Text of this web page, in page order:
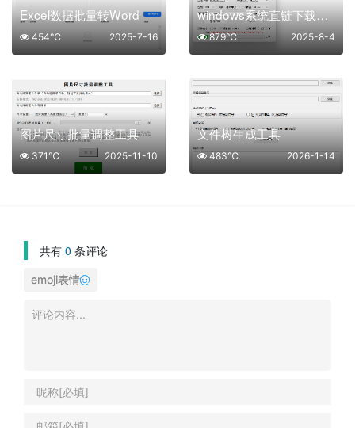
Excel数据批量转Word
2025-7-16
454℃
windows系统直链下载工具(一键下载原版系统)
2025-8-4
879℃
图片尺寸批量调整工具
2025-11-10
371℃
文件树生成工具
2026-1-14
483℃
共有 0 条评论
emoji表情